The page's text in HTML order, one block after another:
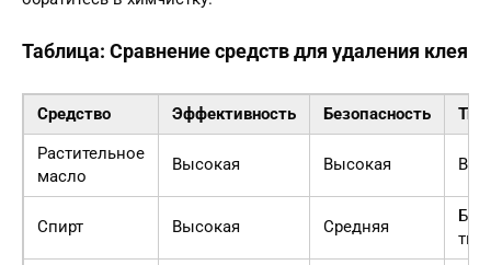
Таблица: Сравнение средств для удаления клея
Средство Эффективность Безопасность
Тип
Растительное
масло
Высокая Высокая
Спирт Высокая Средняя